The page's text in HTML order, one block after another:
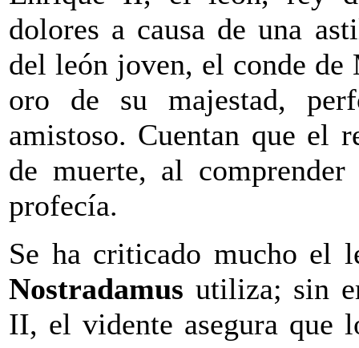
dolores a causa de una
del león joven, el conde de
oro de su majestad,
amistoso. Cuentan que el
de muerte, al
profecía.
Se ha criticado mucho el
Nostradamus utiliza; sin
II, el vidente asegura que